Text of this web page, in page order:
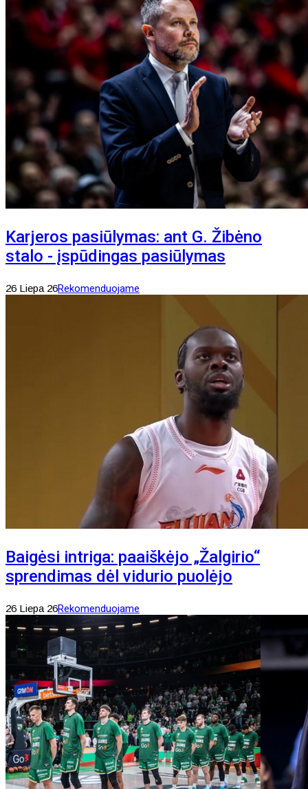
Karjeros pasiūlymas: ant G. Žibėno
stalo - įspūdingas pasiūlymas
26 Liepa 26Rekomenduojame
Baigėsi intriga: paaiškėjo „Žalgirio“
sprendimas dėl vidurio puolėjo
26 Liepa 26Rekomenduojame